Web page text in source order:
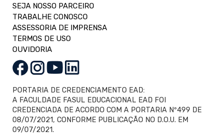
SEJA NOSSO PARCEIRO
TRABALHE CONOSCO
ASSESSORIA DE IMPRENSA
TERMOS DE USO
OUVIDORIA
PORTARIA DE CREDENCIAMENTO EAD:
A FACULDADE FASUL EDUCACIONAL EAD FOI
CREDENCIADA DE ACORDO COM A PORTARIA Nº499 DE
08/07/2021, CONFORME PUBLICAÇÃO NO D.O.U. EM
09/07/2021.